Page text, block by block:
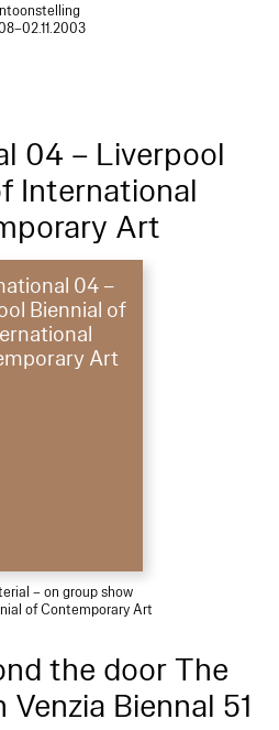
04 – Liverpool
International
Art
04 –
Biennial of
Art
– on group show
of Contemporary Art
the door The
Venzia Biennal 51